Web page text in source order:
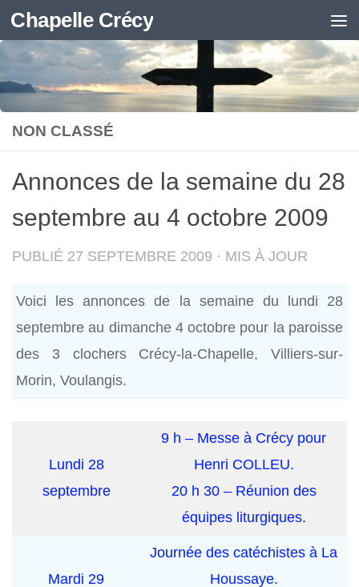
Skip to content
Chapelle Crécy
NON CLASSÉ
Annonces de la semaine du 28
septembre au 4 octobre 2009
PUBLIÉ 27 SEPTEMBRE 2009 · MIS À JOUR
Voici les annonces de la semaine du lundi 28
septembre au dimanche 4 octobre pour la paroisse
des 3 clochers Crécy-la-Chapelle, Villiers-sur-
Morin, Voulangis.
Lundi 28
septembre
9 h – Messe à Crécy pour
Henri COLLEU.
20 h 30 – Réunion des
équipes liturgiques.
Mardi 29
Journée des catéchistes à La
Houssaye.